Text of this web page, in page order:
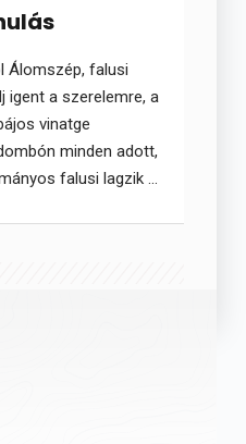
Álomszép, falusi
igent a szerelemre, a
vinatge
minden adott,
falusi lagzik ...